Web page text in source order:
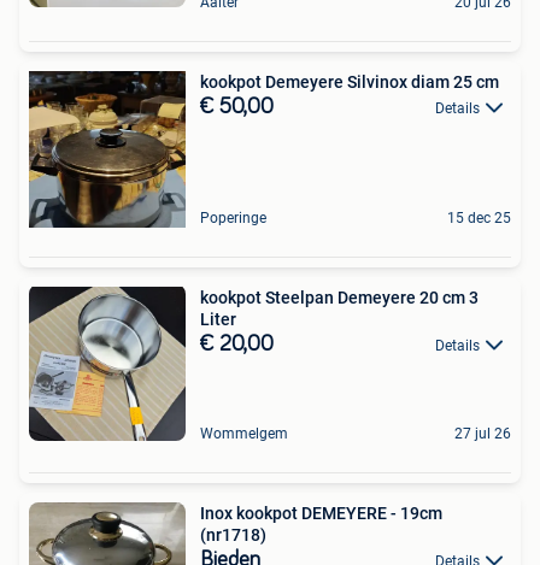
kookpot Demeyere Silvinox diam 25 cm
€ 50,00 Details
Poperinge 15 dec 25
kookpot Steelpan Demeyere 20 cm 3
Liter
€ 20,00 Details
Wommelgem 27 jul 26
Inox kookpot DEMEYERE - 19cm
(nr1718)
Bieden Details